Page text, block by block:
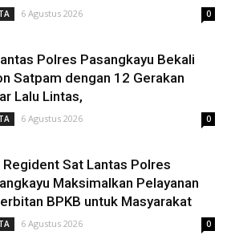
6 Agustus 2026 0
Polres Pasangkayu Bekali
Satpam dengan 12 Gerakan
Lalu Lintas,
6 Agustus 2026 0
Regident Sat Lantas Polres
Maksimalkan Pelayanan
BPKB untuk Masyarakat
6 Agustus 2026 0